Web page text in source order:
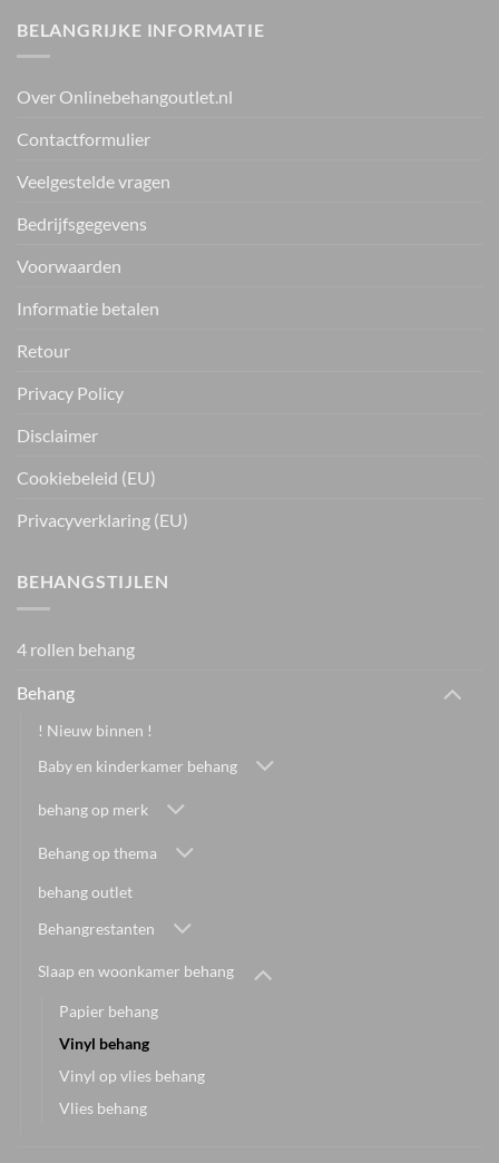
BELANGRIJKE INFORMATIE
Over Onlinebehangoutlet.nl
Contactformulier
Veelgestelde vragen
Bedrijfsgegevens
Voorwaarden
Informatie betalen
Retour
Privacy Policy
Disclaimer
Cookiebeleid (EU)
Privacyverklaring (EU)
BEHANGSTIJLEN
4 rollen behang
Behang
! Nieuw binnen !
Baby en kinderkamer behang
behang op merk
Behang op thema
behang outlet
Behangrestanten
Slaap en woonkamer behang
Papier behang
Vinyl behang
Vinyl op vlies behang
Vlies behang